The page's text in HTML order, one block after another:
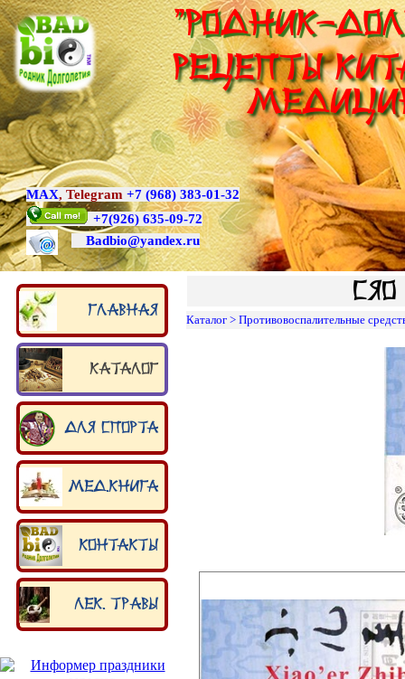
Рецепты
"Родник-
MAX, Telegram +7 (968) 383-01-32
+7(926) 635-09-72
Badbio@yandex.ru
Главная
Каталог
Для спорта
Мед.книга
Контакты
Лек. травы
Каталог >Противовоспалительные